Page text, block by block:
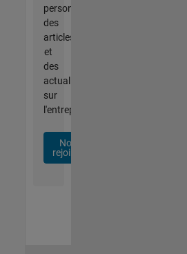
personnalisées,
des
articles
et
des
actualités
sur
l'entreprise.
Nous
rejoindre